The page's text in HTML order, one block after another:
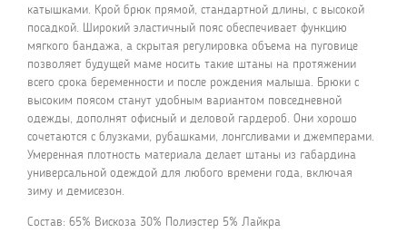
катышками. Крой брюк прямой, стандартной длины, с высокой
посадкой. Широкий эластичный пояс обеспечивает функцию
мягкого бандажа, а скрытая регулировка объема на пуговице
позволяет будущей маме носить такие штаны на протяжении
всего срока беременности и после рождения малыша. Брюки с
высоким поясом станут удобным вариантом повседневной
одежды, дополнят офисный и деловой гардероб. Они хорошо
сочетаются с блузками, рубашками, лонгсливами и джемперами.
Умеренная плотность материала делает штаны из габардина
универсальной одеждой для любого времени года, включая
зиму и демисезон.
Состав: 65% Вискоза 30% Полиэстер 5% Лайкра